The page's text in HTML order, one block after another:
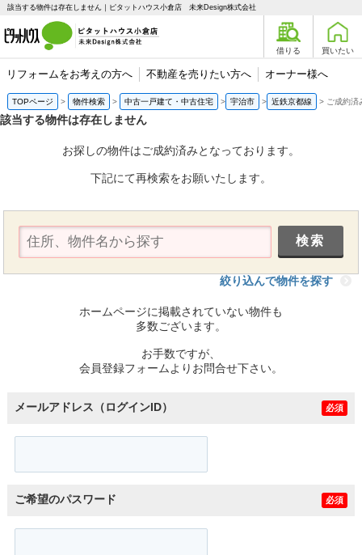
該当する物件は存在しません｜ピタットハウス小倉店 未来Design株式会社
借りる 買いたい
リフォームをお考えの方へ 不動産を売りたい方へ オーナー様へ
TOPページ 物件検索 中古一戸建て・中古住宅 宇治市 近鉄京都線 ご成約済
該当する物件は存在しません
お探しの物件はご成約済みとなっております。
下記にて再検索をお願いたします。
絞り込んで物件を探す
ホームページに掲載されていない物件も
多数ございます。
お手数ですが、
会員登録フォームよりお問合せ下さい。
メールアドレス（ログインID） 必須
ご希望のパスワード 必須